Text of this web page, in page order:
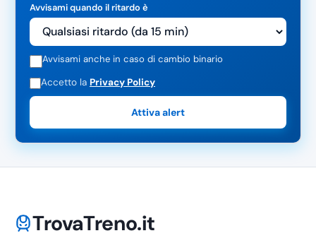
Avvisami quando il ritardo è
Avvisami anche in caso di cambio binario
Accetto la Privacy Policy
Attiva alert
TrovaTreno.it